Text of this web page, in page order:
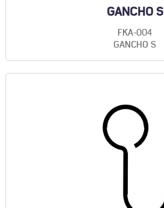
GANCHO S
FKA-004
GANCHO S